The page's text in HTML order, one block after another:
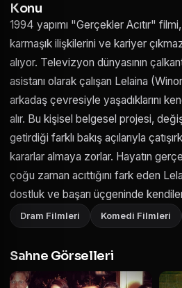
Konu
1994 yapımı "Gerçekler Acıtır"
karmaşık ilişkilerini ve kariyer
alıyor. Televizyon dünyasının
asistanı olarak çalışan Lelaina
arkadaş çevresiyle yaşadıklarını
alır. Bu kişisel belgesel projesi,
getirdiği farklı bakış açılarıyla
kararlar almaya zorlar. Hayatın
çoğu zaman acıttığını fark eden
dostluk ve başarı üçgeninde
Dram Filmleri Komedi Filmleri
Sahne Görselleri